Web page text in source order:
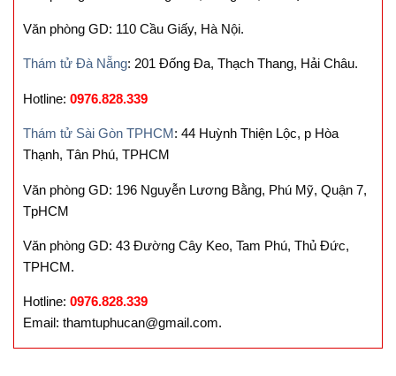
Văn phòng GD: 110 Cầu Giấy, Hà Nội.
Thám tử Đà Nẵng: 201 Đống Đa, Thạch Thang, Hải Châu.
Hotline: 0976.828.339
Thám tử Sài Gòn TPHCM: 44 Huỳnh Thiện Lộc, p Hòa
Thạnh, Tân Phú, TPHCM
Văn phòng GD: 196 Nguyễn Lương Bằng, Phú Mỹ, Quận 7,
TpHCM
Văn phòng GD: 43 Đường Cây Keo, Tam Phú, Thủ Đức,
TPHCM.
Hotline: 0976.828.339
Email: thamtuphucan@gmail.com.